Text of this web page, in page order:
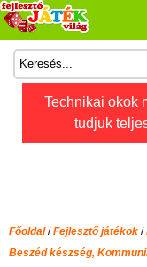
Technikai okok
tudjuk
Főoldal/Fejlesztő játékok /
Beszéd készség,